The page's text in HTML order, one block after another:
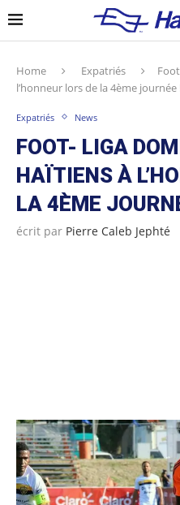
Home Expatriés
l’honneur lors de la 4ème journée
Expatriés News
FOOT- LIGA
HAÏTIENS À
LA 4ÈME
écrit par Pierre Caleb Jephté